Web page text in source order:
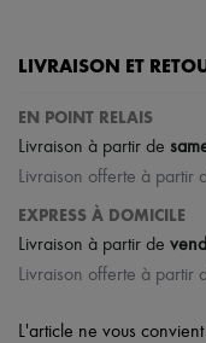
Soins cheveux
Format voyage
Ultimates
LIVRAISON ET
EN POINT RELAIS
Livraison à partir de
Livraison offerte à partir
EXPRESS À DOMICILE
Livraison à partir de
Livraison offerte à
L'article ne vous